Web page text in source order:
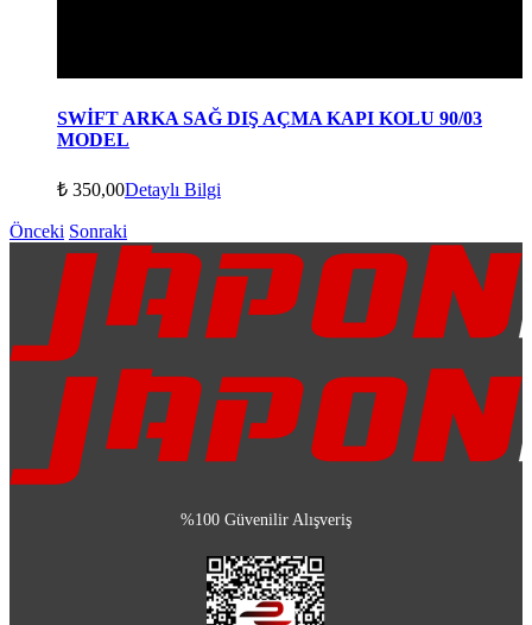
SWİFT ARKA SAĞ DIŞ AÇMA KAPI KOLU 90/03
MODEL
₺ 350,00Detaylı Bilgi
Önceki Sonraki
%100 Güvenilir Alışveriş